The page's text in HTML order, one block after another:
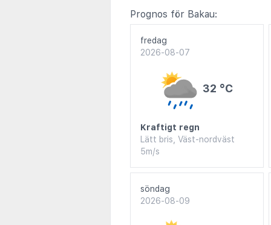
Prognos för Bakau:
fredag
2026-08-07
32 °C
Kraftigt regn
Lätt bris, Väst-nordväst
5m/s
söndag
2026-08-09